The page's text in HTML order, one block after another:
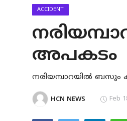
KERALA
IDUKKI
VANDIPERIYAR
UPPUTHARA
ACCIDENT
അപകടം
നരിയമ്പാറയില്‍ ബസും
HCN NEWS Feb